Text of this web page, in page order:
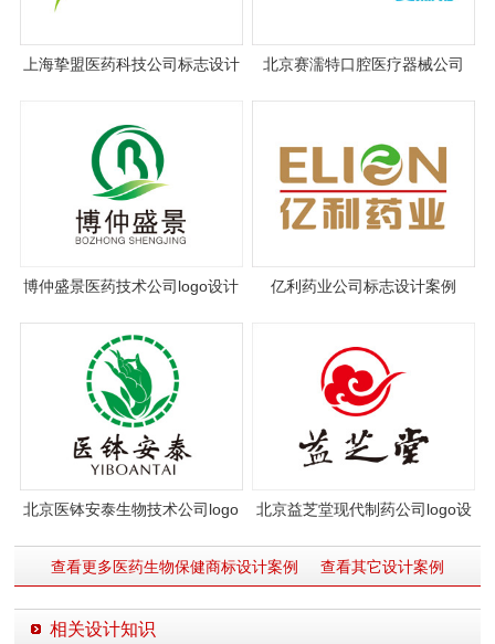
上海挚盟医药科技公司标志设计
北京赛濡特口腔医疗器械公司
博仲盛景医药技术公司logo设计 亿利药业公司标志设计案例
北京医钵安泰生物技术公司logo
北京益芝堂现代制药公司logo设
查看更多医药生物保健商标设计案例
查看其它设计案例
相关设计知识